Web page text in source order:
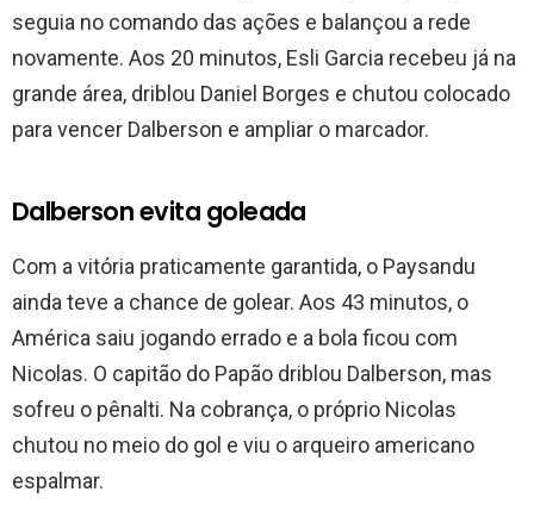
seguia no comando das ações e balançou a rede
novamente. Aos 20 minutos, Esli Garcia recebeu já na
grande área, driblou Daniel Borges e chutou colocado
para vencer Dalberson e ampliar o marcador.
Dalberson evita goleada
Com a vitória praticamente garantida, o Paysandu
ainda teve a chance de golear. Aos 43 minutos, o
América saiu jogando errado e a bola ficou com
Nicolas. O capitão do Papão driblou Dalberson, mas
sofreu o pênalti. Na cobrança, o próprio Nicolas
chutou no meio do gol e viu o arqueiro americano
espalmar.